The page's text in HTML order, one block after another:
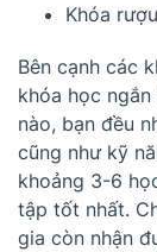
Khóa
Bên cạnh các
khóa học
nào, bạn đều
cũng như kỹ
khoảng 3-6
tập tốt nhất.
gia còn nhận